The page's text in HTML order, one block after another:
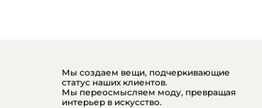
Мы создаем вещи, подчеркивающие
статус наших клиентов.
Мы переосмысляем моду, превращая
интерьер в искусство.